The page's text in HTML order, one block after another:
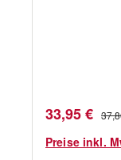
33,95 €
Preise inkl.